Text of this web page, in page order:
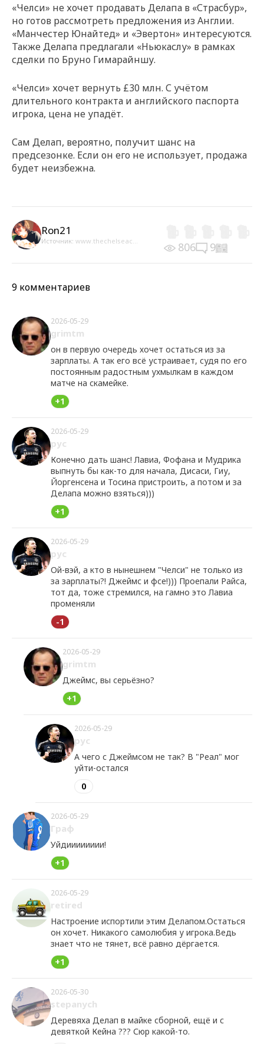
«Челси» не хочет продавать Делапа в «Страсбур»,
но готов рассмотреть предложения из Англии.
«Манчестер Юнайтед» и «Эвертон» интересуются.
Также Делапа предлагали «Ньюкаслу» в рамках
сделки по Бруно Гимарайншу.
«Челси» хочет вернуть £30 млн. С учётом
длительного контракта и английского паспорта
игрока, цена не упадёт.
Сам Делап, вероятно, получит шанс на
предсезонке. Если он его не использует, продажа
будет неизбежна.
Ron21
Источник: www.thechelseac... 806 9
9 комментариев
2026-05-29
grimtm
он в первую очередь хочет остаться из за
зарплаты. А так его всё устраивает, судя по его
постоянным радостным ухмылкам в каждом
матче на скамейке.
+1
2026-05-29
рус
Конечно дать шанс! Лавиа, Фофана и Мудрика
выпнуть бы как-то для начала, Дисаси, Гиу,
Йоргенсена и Тосина пристроить, а потом и за
Делапа можно взяться)))
+1
2026-05-29
рус
Ой-вэй, а кто в нынешнем "Челси" не только из
за зарплаты?! Джеймс и фсе!))) Проепали Райса,
тот да, тоже стремился, на гамно это Лавиа
променяли
-1
2026-05-29
grimtm
Джеймс, вы серьёзно?
+1
2026-05-29
рус
А чего с Джеймсом не так? В "Реал" мог
уйти-остался
0
2026-05-29
Граф
Уйдииииииии!
+1
2026-05-29
retired
Настроение испортили этим Делапом.Остаться
он хочет. Никакого самолюбия у игрока.Ведь
знает что не тянет, всё равно дёргается.
+1
2026-05-30
stepanych
Деревяха Делап в майке сборной, ещё и с
девяткой Кейна ??? Сюр какой-то.